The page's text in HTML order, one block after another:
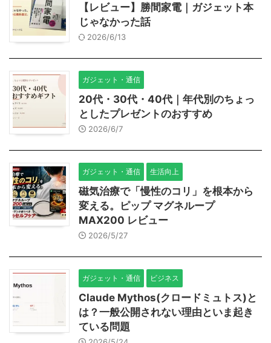
【レビュー】勝間家電｜ガジェット本
じゃなかった話
2026/6/13
ガジェット・通信
20代・30代・40代｜年代別のちょっ
としたプレゼントのおすすめ
2026/6/7
ガジェット・通信 生活向上
磁気治療で「慢性のコリ」を根本から
変える。ピップ マグネループ
MAX200 レビュー
2026/5/27
ガジェット・通信 ビジネス
Claude Mythos(クロードミュトス)と
は？一般公開されない理由といま起き
ている問題